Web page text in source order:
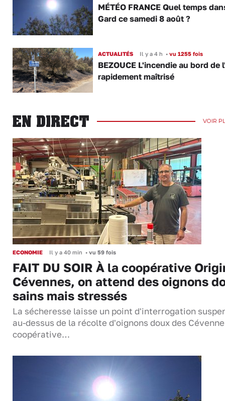
MÉTÉO FRANCE Quel temps
Gard ce samedi 8 août ?
ACTUALITÉS Il y a 4 h •vu 1255 fois
BEZOUCE L'incendie au bord de
rapidement maîtrisé
EN DIRECT VOIR
ECONOMIE Il y a 40 min • vu 59 fois
FAIT DU SOIR À la coopérative
Cévennes, on attend des oignons
sains mais stressés
La sécheresse laisse un point d'interrogation
au-dessus de la récolte d'oignons doux des
coopérative…